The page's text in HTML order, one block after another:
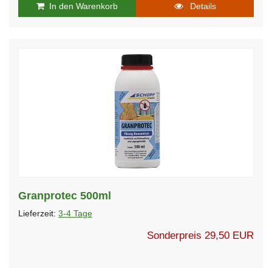
In den Warenkorb Details
Granprotec 500ml
Lieferzeit: 3-4 Tage
Sonderpreis 29,50 EUR